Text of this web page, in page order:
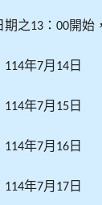
期之13 ： 00開始，
114年7月 14 日
114年7月 15 日
114年7月 16 日
114年7月 17 日